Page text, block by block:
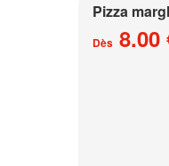
Pizza
Dès 8.00